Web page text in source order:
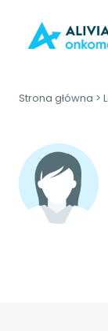
Strona główna >